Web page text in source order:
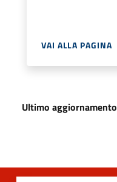
VAI ALLA PAGINA
Ultimo aggiornamento